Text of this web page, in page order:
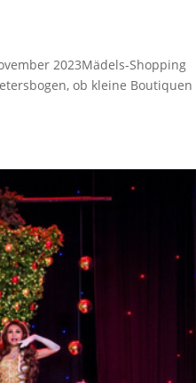
2023Mädels-Shopping
ob kleine Boutiquen